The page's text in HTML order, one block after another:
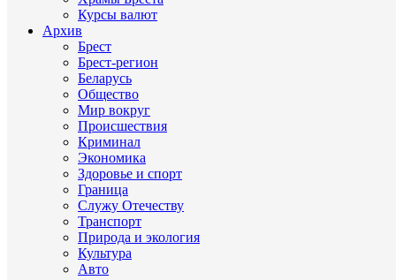
Курсы валют
Архив
Брест
Брест-регион
Беларусь
Общество
Мир вокруг
Происшествия
Криминал
Экономика
Здоровье и спорт
Граница
Служу Отечеству
Транспорт
Природа и экология
Культура
Авто